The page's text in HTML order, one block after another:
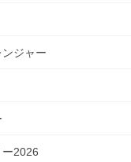
ジャー
2026